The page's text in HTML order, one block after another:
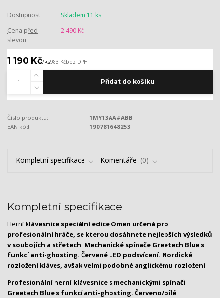
Dostupnost
Skladem 11 ks
Cena před
slevou
2 490 Kč
1 190 Kč/ks983 Kčbez DPH
Přidat do košíku
Číslo produktu:
1MY13AA#ABB
EAN kód:
190781648253
Kompletní specifikace Komentáře 0
Kompletní specifikace
Herní klávesnice speciální edice Omen určená pro
profesionální hráče, se kterou dosáhnete nejlepších výsledků
v soubojích a střetech. Mechanické spínače Greetech Blue s
funkcí anti-ghosting. Červené LED podsvícení. Nordické
rozložení kláves, avšak velmi podobné anglickému rozložení
Profesionální herní klávesnice s mechanickými spínači
Greetech Blue s funkcí anti-ghosting. Červeno/bílé